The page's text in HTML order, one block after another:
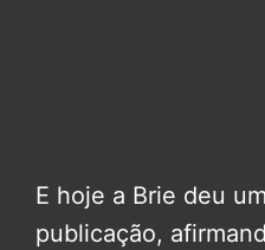
E hoje a Brie deu
publicação,